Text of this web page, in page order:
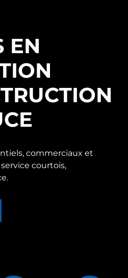
EN
commerciaux et
courtois,